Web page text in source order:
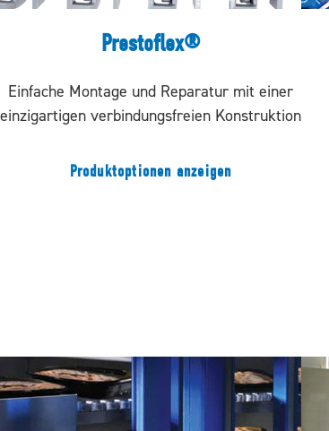
Prestoflex®
Einfache Montage und Reparatur mit einer
einzigartigen verbindungsfreien Konstruktion
Produktoptionen anzeigen